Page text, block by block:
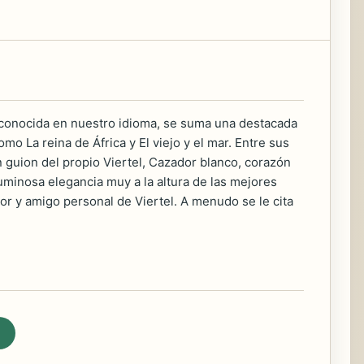
en nuestro idioma, se suma una destacada
La reina de África y El viejo y el mar. Entre sus
del propio Viertel, Cazador blanco, corazón
elegancia muy a la altura de las mejores
y amigo personal de Viertel. A menudo se le cita